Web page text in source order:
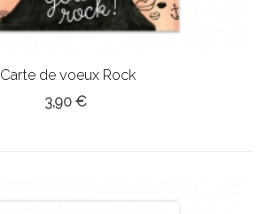
Carte de voeux Rock
3,90 €